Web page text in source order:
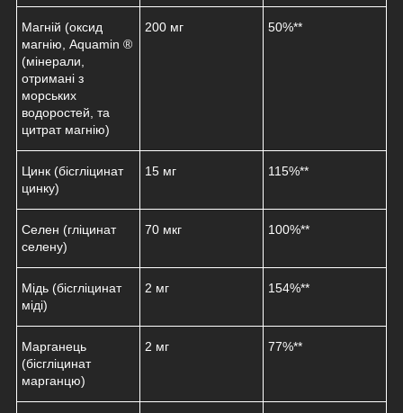
Магній (оксид
магнію, Aquamin ®
(мінерали,
отримані з
морських
водоростей, та
цитрат магнію)
200 мг 50%**
Цинк (бісгліцинат
цинку)
15 мг 115%**
Селен (гліцинат
селену)
70 мкг 100%**
Мідь (бісгліцинат
міді)
2 мг 154%**
Марганець
(бісгліцинат
марганцю)
2 мг 77%**